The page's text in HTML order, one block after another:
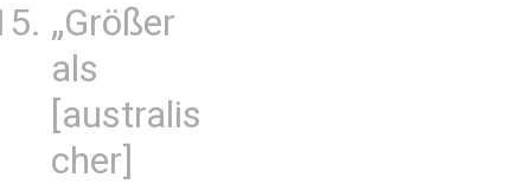
„Größer
als
[australis
cher]